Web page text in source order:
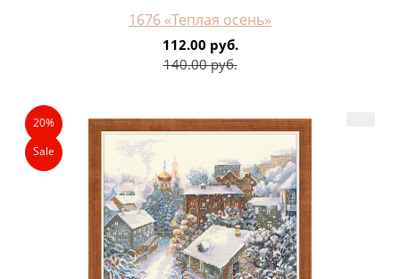
1676 «Теплая осень»
112.00 руб.
140.00 руб.
20%
Sale